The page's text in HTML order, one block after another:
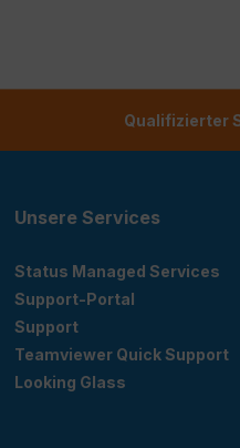
Qualifizierter
Unsere Services
Status Managed Services
Support-Portal
Support
Teamviewer Quick Support
Looking Glass